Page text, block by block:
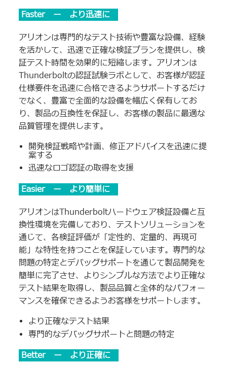
Faster ー より迅速に
アリオンは専門的なテスト技術や豊富な設備、経験
を活かして、迅速で正確な検証プランを提供し、検
証テスト時間を効果的に短縮します。アリオンは
Thunderboltの認証試験ラボとして、お客様が認証
仕様要件を迅速に合格できるようサポートするだけ
でなく、豊富で全面的な設備を幅広く保有してお
り、製品の互換性を保証し、お客様の製品に最適な
品質管理を提供します。
開発検証戦略や計画、修正アドバイスを迅速に提
案する
迅速なロゴ認証の取得を支援
Easier ー より簡単に
アリオンはThunderboltハードウェア検証設備と互
換性環境を完備しており、テストソリューションを
通じて、各検証評価が「定性的、定量的、再現可
能」な特性を持つことを保証しています。専門的な
問題の特定とデバッグサポートを通じて製品開発を
簡単に完了させ、よりシンプルな方法でより正確な
テスト結果を取得し、製品品質と全体的なパフォー
マンスを確保できるようお客様をサポートします。
より正確なテスト結果
専門的なデバッグサポートと問題の特定
Better ー より正確に